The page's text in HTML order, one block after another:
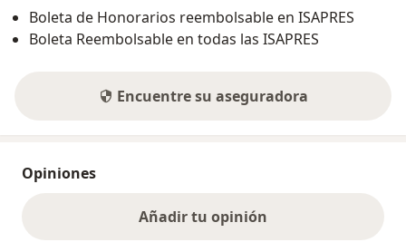
Boleta de Honorarios reembolsable en ISAPRES
Boleta Reembolsable en todas las ISAPRES
Encuentre su aseguradora
Opiniones
Añadir tu opinión